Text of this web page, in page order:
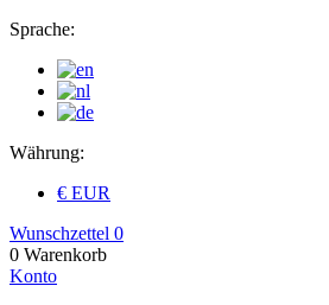
Sprache:
Währung:
€ EUR
Wunschzettel 0
0 Warenkorb
Konto